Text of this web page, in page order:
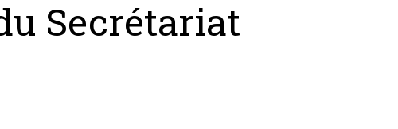
Secrétariat